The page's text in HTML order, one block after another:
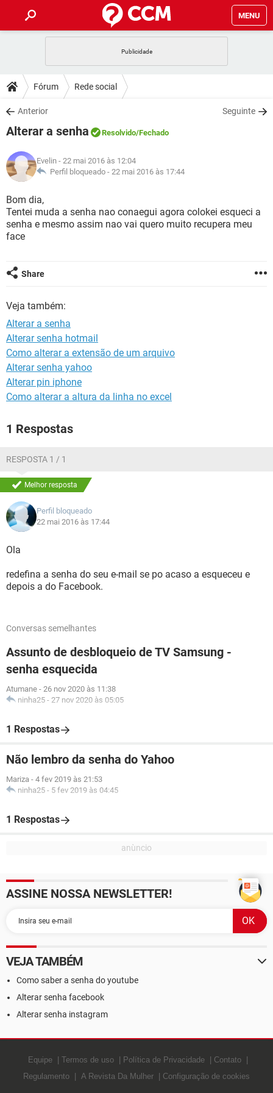
MENU
CELULAR
OUTLOOK
INSTAGRAM GMAIL
GUIA DE COMPRAS
DICAS
JOGOS
INSTAGRAM
GUIA DE COMPRAS
DOWNLOADS
JOGOS WHATSAPP
CELULAR
OUTLOOK EXCEL
INSTAGRAM
GUIA DE COMPRAS
JOGOS
CELULAR
OUTLOOK
INSTAGRAM GMAIL
GLOSSÁRIO
JOGOS
CELULAR FACEBOOK
OUTLOOK
GUIA DE COMPRAS
Fórum Rede social
Anterior Seguinte
Alterar a senha Resolvido/Fechado
Evelin - 22 mai 2016 às 12:04
Perfil bloqueado - 22 mai 2016 às 17:44
Bom dia,
Tentei muda a senha nao conaegui agora colokei esqueci a
senha e mesmo assim nao vai quero muito recupera meu
face
Share
Veja também:
Alterar a senha
Alterar senha hotmail
Como alterar a extensão de um arquivo
Alterar senha yahoo
Alterar pin iphone
Como alterar a altura da linha no excel
1 Respostas
RESPOSTA 1 / 1
Melhor resposta
Perfil bloqueado
22 mai 2016 às 17:44
Ola
redefina a senha do seu e-mail se po acaso a esqueceu e
depois a do Facebook.
Conversas semelhantes
Assunto de desbloqueio de TV Samsung -
senha esquecida
Atumane - 26 nov 2020 às 11:38
ninha25 - 27 nov 2020 às 05:05
1 Respostas
Não lembro da senha do Yahoo
Mariza - 4 fev 2019 às 21:53
ninha25 - 5 fev 2019 às 04:45
1 Respostas
ASSINE NOSSA NEWSLETTER!
VEJA TAMBÉM
Como saber a senha do youtube
Alterar senha facebook
Alterar senha instagram
Equipe Termos de uso Política de Privacidade
Contato
Regulamento
A Revista Da Mulher Configuração de cookies